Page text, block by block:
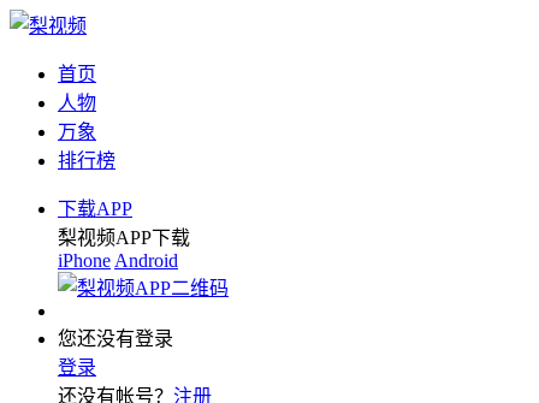
首页
人物
万象
排行榜
下载APP
梨视频APP下载
iPhone Android
您还没有登录
登录
还没有帐号？ 注册